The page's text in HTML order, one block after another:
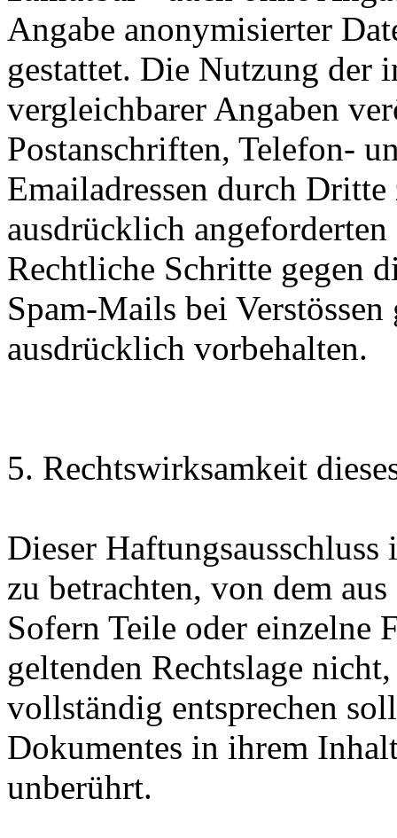
Angabe anonymisierter
gestattet. Die Nutzung der
vergleichbarer Angaben
Postanschriften, Telefon-
Emailadressen durch
ausdrücklich
Rechtliche Schritte gegen
Spam-Mails bei
ausdrücklich vorbehalten.
5. Rechtswirksamkeit
Dieser Haftungsausschluss
zu betrachten, von dem
Sofern Teile oder einzelne
geltenden Rechtslage
vollständig entsprechen
Dokumentes in ihrem
unberührt.